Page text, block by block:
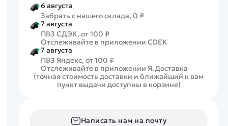
6 августа
Забрать с нашего склада, 0 ₽
7 августа
ПВЗ СДЭК, от 100 ₽
Отслеживайте в приложении CDEK
7 августа
ПВЗ Яндекс, от 100 ₽
Отслеживайте в приложении Я.Доставка
(точная стоимость доставки и ближайший к вам
пункт выдачи доступны в корзине)
Написать нам на почту